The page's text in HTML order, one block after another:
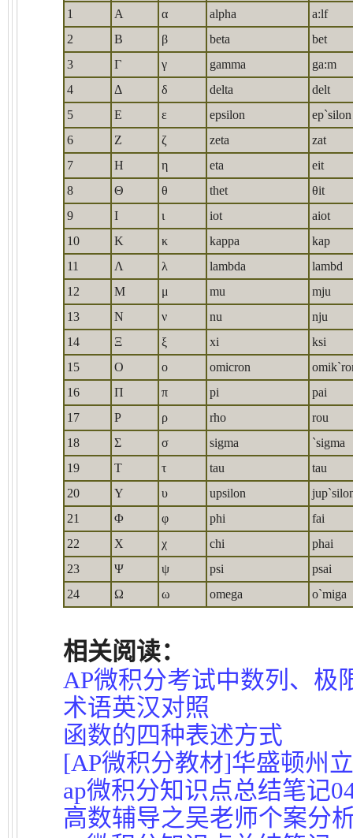
1
Α α alpha
a:lf
2
Β β beta
bet
3
Γ γ gamma
ga:m
4
Δ δ delta
delt
5
Ε ε epsilon
ep`silon
6
Ζ ζ zeta
zat
7
Η η eta
eit
8
Θ θ thet
θit
9
Ι ι iot
aiot
10
Κ κ kappa
kap
11
Λ λ lambda
lambd
12
Μ μ mu
mju
13
Ν ν nu
nju
14
Ξ ξ xi
ksi
15
Ο ο omicron
16
Π π pi
pai
17
Ρ ρ rho
rou
18
Σ σ sigma
`sigma
19
Τ τ tau
tau
20
Υ υ upsilon
21
Φ φ phi
fai
22
Χ χ chi
phai
23
Ψ ψ psi
psai
24
Ω ω omega o`miga
相关阅读：
AP微积分考试中数列、极
术语英汉对照
函数的四种表述方式
[AP微积分教材]华盛顿州
ap微积分知识点总结笔记
高数辅导之吴老师个案分